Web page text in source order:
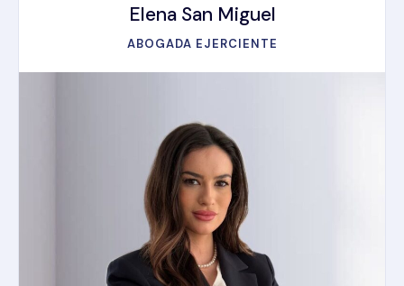
Elena San Miguel
ABOGADA EJERCIENTE